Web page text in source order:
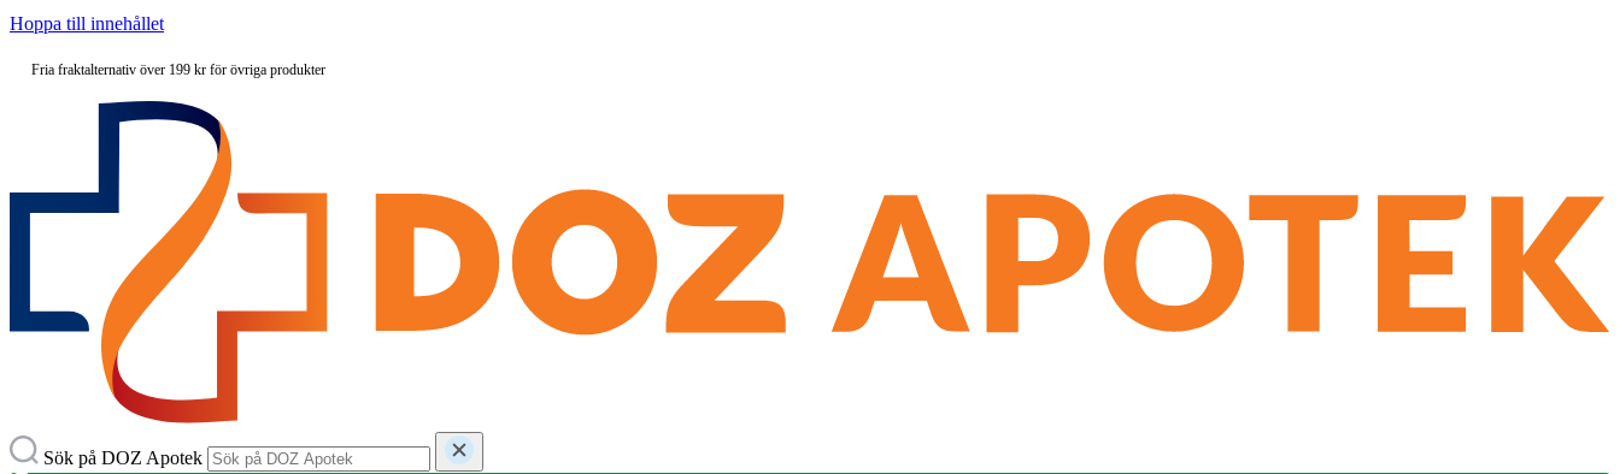
Hoppa till innehållet
Fria fraktalternativ över 199 kr för övriga produkter
Sök på DOZ Apotek